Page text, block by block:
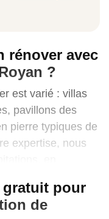
concernés
moyen au m²
à Royan
des
pièces
rénover avec
?
est varié : villas
pavillons des
pierre typiques de
expertise, nous
des solutions
gratuit pour
de